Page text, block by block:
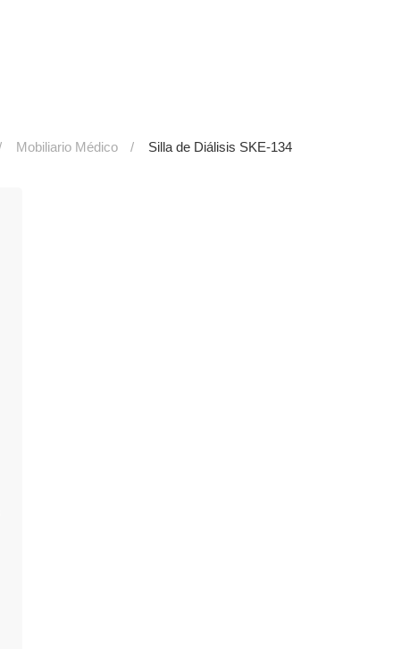
Mobiliario Médico Silla de Diálisis SKE-134